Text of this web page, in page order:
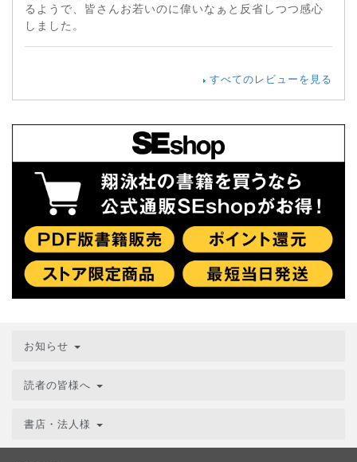
るようで、皆さんお若いのに偉いなぁと反省しつつ感心
しました。
すべてのレビューを見る
お知らせ
読者の皆様へ
書店・法人様